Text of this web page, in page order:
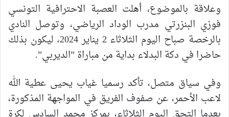
وعلاقة بالموضوع، أهلت العصبة الاحترافية التونسي
فوزي البنزرتي مدرب الوداد الرياضي، وتوصل النادي
بالرخصة صباح اليوم الثلاثاء 2 يناير 2024، ليكون بذلك
حاضرا في دكة البدلاء بداية من مباراة ”الديربي”.
وفي سياق متصل، تأكد رسميا غياب يحيى عطية الله
لاعب الأحمر، عن صفوف الفريق في المواجهة المذكورة،